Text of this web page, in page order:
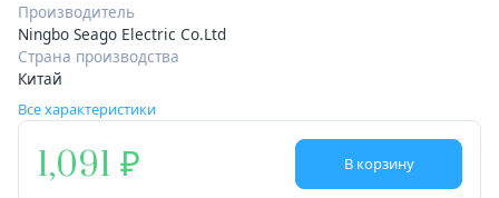
Производитель
Ningbo Seago Electric Co.Ltd
Страна производства
Китай
Все характеристики
1,091 В корзину